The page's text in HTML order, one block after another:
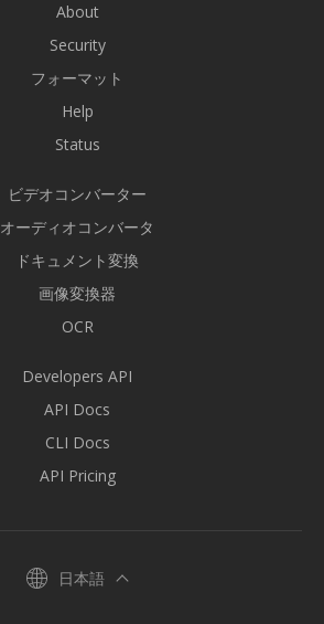
About
Security
フォーマット
Help
Status
ビデオコンバーター
オーディオコンバータ
ドキュメント変換
画像変換器
OCR
Developers API
API Docs
CLI Docs
API Pricing
日本語